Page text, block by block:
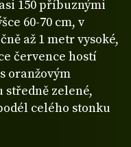
150 příbuznými
60-70 cm, v
až 1 metr vysoké,
července hostí
oranžovým
středně zelené,
celého stonku